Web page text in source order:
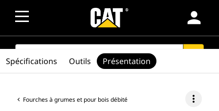
person
SEARCH
Fourches à grumes et pour bois débité more_vert
Spécifications Outils Présentation